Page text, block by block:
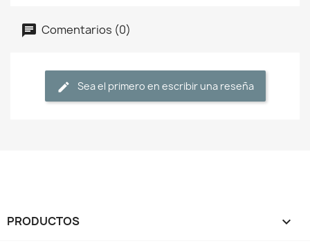
Comentarios (0)
Sea el primero en escribir una reseña
PRODUCTOS 